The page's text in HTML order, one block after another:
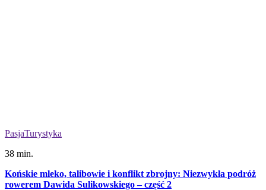
PasjaTurystyka
38 min.
Końskie mleko, talibowie i konflikt zbrojny: Niezwykła podróż
rowerem Dawida Sulikowskiego – część 2